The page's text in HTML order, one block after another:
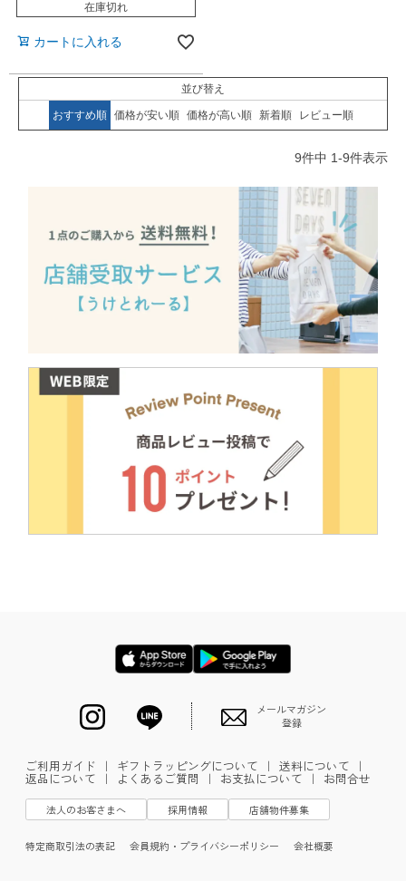
在庫切れ
カートに入れる
並び替え
おすすめ順 価格が安い順 価格が高い順 新着順 レビュー順
9件中 1-9件表示
メールマガジン
登録
ご利用ガイド ｜ ギフトラッピングについて ｜ 送料について ｜
返品について ｜ よくあるご質問 ｜ お支払について ｜ お問合せ
法人のお客さまへ 採用情報 店舗物件募集
特定商取引法の表記 会員規約・プライバシーポリシー 会社概要